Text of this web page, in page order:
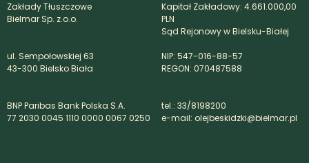
Zakłady Tłuszczowe
Bielmar Sp. z.o.o.
Kapitał Zakładowy: 4.661.000,00
PLN
Sąd Rejonowy w Bielsku-Białej
ul. Sempołowskiej 63
43-300 Bielsko Biała
NIP: 547-016-88-57
REGON: 070487588
BNP Paribas Bank Polska S.A.
77 2030 0045 1110 0000 0067 0250
tel.: 33/8198200
e-mail: olejbeskidzki@bielmar.pl